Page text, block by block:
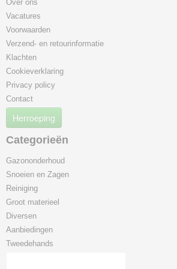
Over ons
Vacatures
Voorwaarden
Verzend- en retourinformatie
Klachten
Cookieverklaring
Privacy policy
Contact
Herroeping
Categorieën
Gazononderhoud
Snoeien en Zagen
Reiniging
Groot materieel
Diversen
Aanbiedingen
Tweedehands